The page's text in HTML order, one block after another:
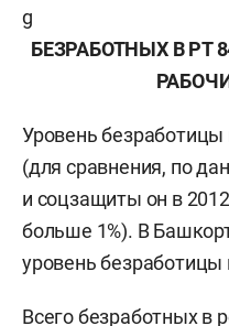
БЕЗРАБОТНЫХ В РТ
Уровень безработицы
(для сравнения, по
и соцзащиты он в
больше 1%). В
уровень
Всего безработных в